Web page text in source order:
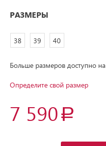
РАЗМЕРЫ
38 39 40
Больше размеров доступно на
Определите свой размер
7 590